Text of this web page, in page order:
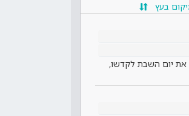
בעץ
את יום השבת לקדשו,